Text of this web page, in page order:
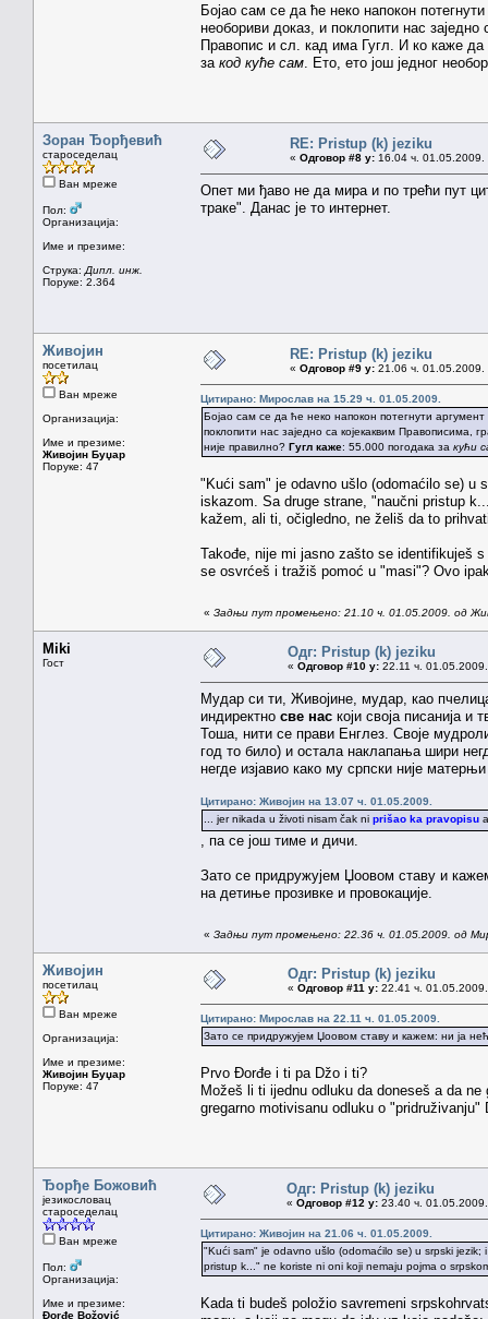
Бојао сам се да ће неко напокон
необориви доказ, и поклопити нас
Правопис и сл. кад има Гугл. И ко каже да
за код куће сам . Ето, ето још једног
Зоран Ђорђевић
староседелац
Ван мреже
Пол:
Организација:
Име и презиме:
Струка: Дипл. инж.
Поруке: 2.364
RE: Pristup (k) jeziku
« Одговор #8 у: 16.04 ч. 01.05.2009.
Опет ми ђаво не да мира и по трећи пут
траке". Данас је то интернет.
Живојин
посетилац
Ван мреже
Организација:
Име и презиме:
Живојин Буџар
Поруке: 47
RE: Pristup (k) jeziku
« Одговор #9 у: 21.06 ч. 01.05.2009.
Цитирано: Мирослав на 15.29 ч. 01.05.2009.
Бојао сам се да ће неко напокон потегнути
поклопити нас заједно са којекаквим Правописима,
није правилно? Гугл каже: 55.000 погодака за кући
"Kući sam" je odavno ušlo (odomaćilo se) u
iskazom. Sa druge strane, "naučni pristup
kažem, ali ti, očigledno, ne želiš da to
Takođe, nije mi jasno zašto se identifikuješ
se osvrćeš i tražiš pomoć u "masi"? Ovo
« Задњи пут промењено: 21.10 ч. 01.05.2009. од
Miki
Гост
Одг: Pristup (k) jeziku
« Одговор #10 у: 22.11 ч.
Мудар си ти, Живојине, мудар, као
индиректно све нас који своја писанија
Тоша, нити се прави Енглез. Своје
год то било) и остала наклапања шири
негде изјавио како му српски није
Цитирано: Живојин на 13.07 ч. 01.05.2009.
... jer nikada u životi nisam čak ni prišao ka pravopisu
, па се још тиме и дичи.
Зато се придружујем Џоовом ставу и
на детиње прозивке и провокације.
« Задњи пут промењено: 22.36 ч. 01.05.2009. од
Живојин
посетилац
Ван мреже
Организација:
Име и презиме:
Живојин Буџар
Поруке: 47
Одг: Pristup (k) jeziku
« Одговор #11 у: 22.41 ч.
Цитирано: Мирослав на 22.11 ч. 01.05.2009.
Зато се придружујем Џоовом ставу и кажем: ни ја
Prvo Đorđe i ti pa Džo i ti?
Možeš li ti ijednu odluku da doneseš a da
gregarno motivisanu odluku o
Ђорђе Божовић
језикословац
староседелац
Ван мреже
Пол:
Организација:
Име и презиме:
Đorđe Božović
Одг: Pristup (k) jeziku
« Одговор #12 у: 23.40 ч.
Цитирано: Живојин на 21.06 ч. 01.05.2009.
"Kući sam" je odavno ušlo (odomaćilo se) u srpski
pristup k..." ne koriste ni oni koji nemaju pojma o
Kada ti budeš položio savremeni